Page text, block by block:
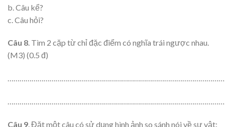
b. Câu kể?
c. Câu hỏi?
Câu 8. Tìm 2 cặp từ chỉ đặc điểm có nghĩa trái ngược nhau.
(M3) (0.5 đ)
Câu 9. Đặt một câu có sử dụng hình ảnh so sánh nói về sự vật: